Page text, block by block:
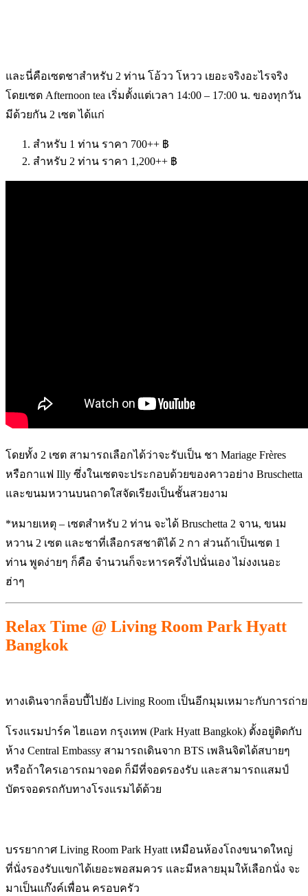
และนี่คือเซตชาสำหรับ 2 ท่าน โอ้วว โหวว เยอะจริงอะไรจริง
โดยเซต Afternoon tea เริ่มตั้งแต่เวลา 14:00 – 17:00 น. ของทุกวัน
มีด้วยกัน 2 เซต ได้แก่
สำหรับ 1 ท่าน ราคา 700++ ฿
สำหรับ 2 ท่าน ราคา 1,200++ ฿
โดยทั้ง 2 เซต สามารถเลือกได้ว่าจะรับเป็น ชา Mariage Frères
หรือกาแฟ Illy ซึ่งในเซตจะประกอบด้วยของคาวอย่าง Bruschetta
และขนมหวานบนถาดใสจัดเรียงเป็นชั้นสวยงาม
*หมายเหตุ – เซตสำหรับ 2 ท่าน จะได้ Bruschetta 2 จาน, ขนม
หวาน 2 เซต และชาที่เลือกรสชาติได้ 2 กา ส่วนถ้าเป็นเซต 1
ท่าน พูดง่ายๆ ก็คือ จำนวนก็จะหารครึ่งไปนั่นเอง ไม่งงเนอะ
ฮ่าๆ
Relax Time @ Living Room Park Hyatt
Bangkok
ทางเดินจากล็อบบี้ไปยัง Living Room เป็นอีกมุมเหมาะกับการถ่า
โรงแรมปาร์ค ไฮแอท กรุงเทพ (Park Hyatt Bangkok) ตั้งอยู่ติดกับ
ห้าง Central Embassy สามารถเดินจาก BTS เพลินจิตได้สบายๆ
หรือถ้าใครเอารถมาจอด ก็มีที่จอดรองรับ และสามารถแสมป์
บัตรจอดรถกับทางโรงแรมได้ด้วย
บรรยากาศ Living Room Park Hyatt เหมือนห้องโถงขนาดใหญ่
ที่นั่งรองรับแขกได้เยอะพอสมควร และมีหลายมุมให้เลือกนั่ง จะ
มาเป็นแก๊งค์เพื่อน ครอบครัว